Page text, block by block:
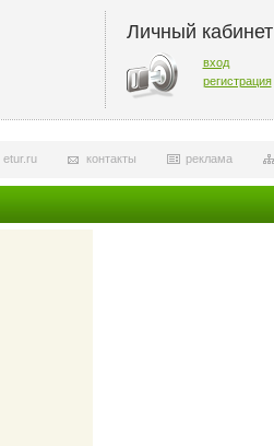
Личный кабинет
вход
регистрация
реклама
контакты
etur.ru